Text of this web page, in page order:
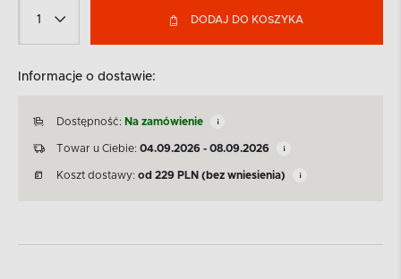
DODAJ DO KOSZYKA
Informacje o dostawie:
Dostępność: Na zamówienie
Towar u Ciebie: 04.09.2026 - 08.09.2026
Koszt dostawy: od 229 PLN (bez wniesienia)